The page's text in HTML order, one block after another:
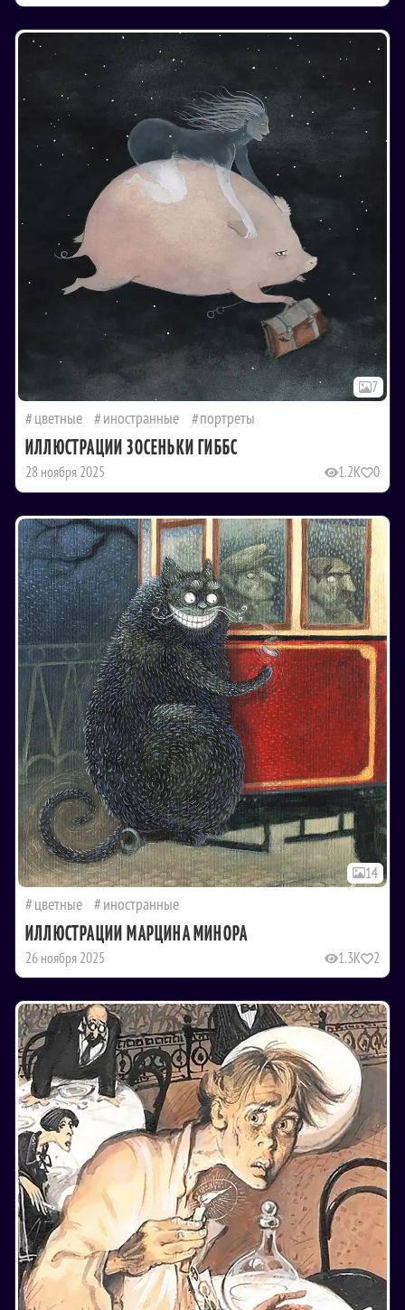
7
цветные иностранные портреты
ИЛЛЮСТРАЦИИ ЗОСЕНЬКИ ГИББС
28 ноября 2025 1.2K 0
14
цветные иностранные
ИЛЛЮСТРАЦИИ МАРЦИНА МИНОРА
26 ноября 2025 1.3K 2